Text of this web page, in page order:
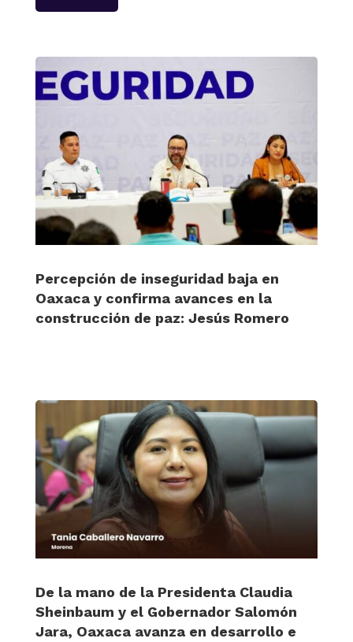
Percepción de inseguridad baja en
Oaxaca y confirma avances en la
construcción de paz: Jesús Romero
De la mano de la Presidenta Claudia
Sheinbaum y el Gobernador Salomón
Jara, Oaxaca avanza en desarrollo e